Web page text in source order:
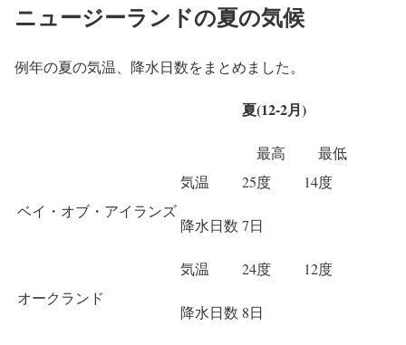
ニュージーランドの夏の気候
例年の夏の気温、降水日数をまとめました。
夏(12-2月)
最高 最低
ベイ・オブ・アイランズ
気温 25度 14度
降水日数 7日
オークランド
気温 24度 12度
降水日数 8日